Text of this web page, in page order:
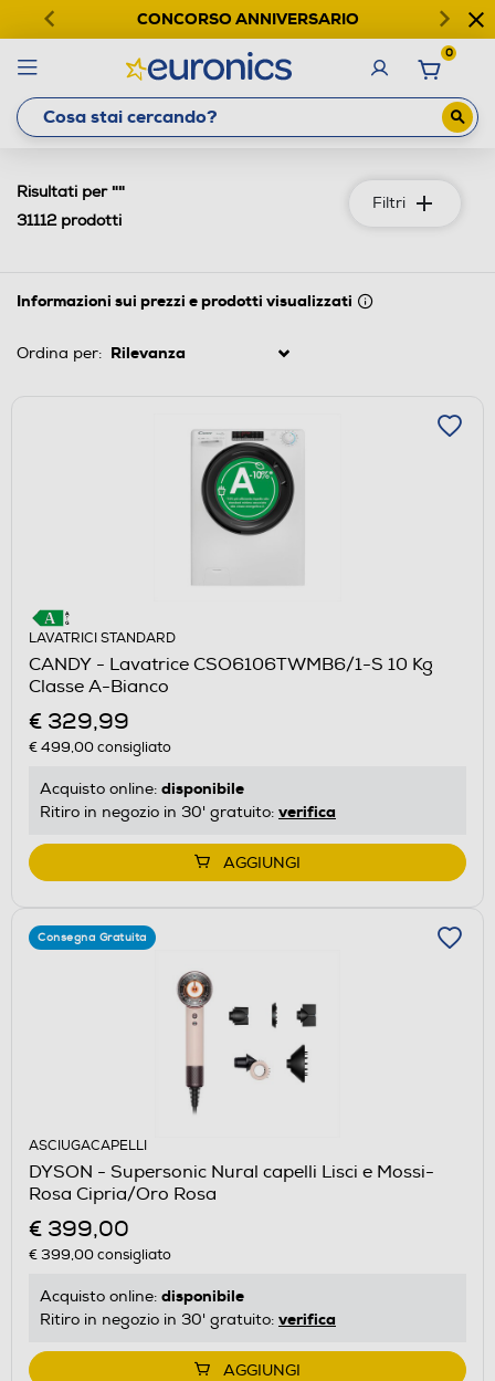
CONCORSO ANNIVERSARIO
0
Filtri
Risultati per""
31112prodotti
Informazioni sui prezzi e prodotti visualizzati
Ordina per:
LAVATRICI STANDARD
CANDY - Lavatrice CSO6106TWMB6/1-S 10 Kg
Classe A-Bianco
€ 329,99
€ 499,00consigliato
Acquisto online: disponibile
Ritiro in negozio in 30' gratuito: verifica
AGGIUNGI
Consegna Gratuita
ASCIUGACAPELLI
DYSON - Supersonic Nural capelli Lisci e Mossi-
Rosa Cipria/Oro Rosa
€ 399,00
€ 399,00consigliato
Acquisto online: disponibile
Ritiro in negozio in 30' gratuito: verifica
AGGIUNGI